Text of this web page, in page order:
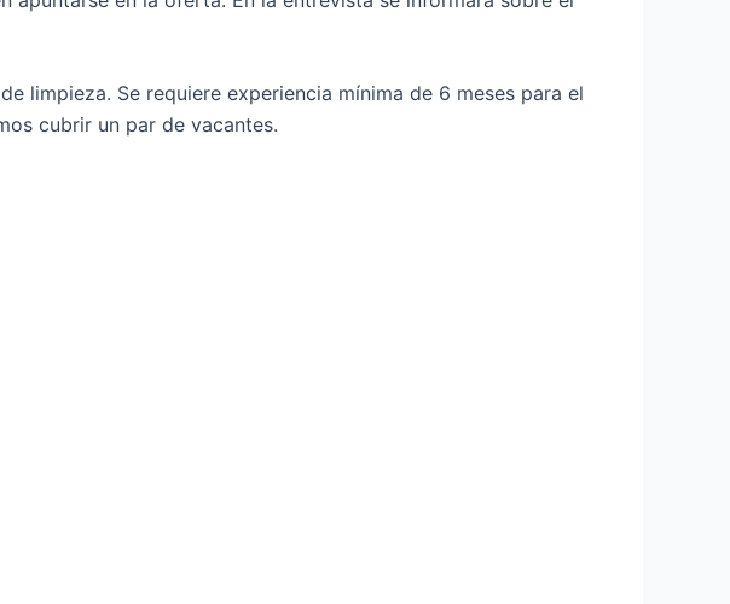
limpieza. Se requiere experiencia mínima de 6 meses para el
cubrir un par de vacantes.